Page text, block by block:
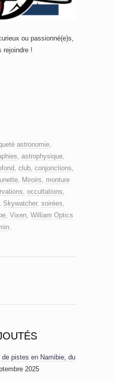
ou passionné(e)s,
rejoindre !
astronomie
astrophysique
club conjonctions
lunette Miroirs
monture
occultations
Skywatcher, soirées
Vixen William Optics
pistes en Namibie, du
2025